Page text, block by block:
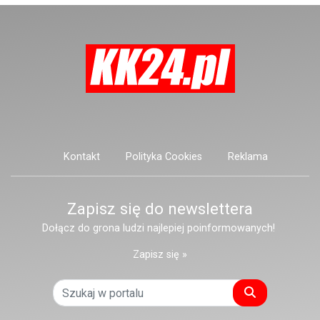
Kontakt Polityka Cookies Reklama
Zapisz się do newslettera
Dołącz do grona ludzi najlepiej poinformowanych!
Zapisz się »
Szukaj